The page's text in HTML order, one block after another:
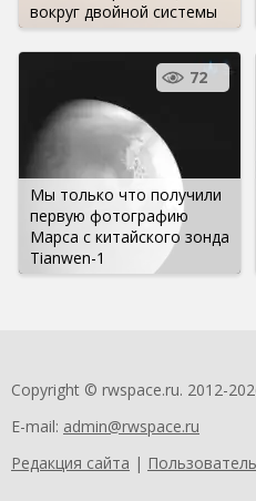
вокруг двойной системы
Мы только что получили
первую фотографию
Марса с китайского зонда
Tianwen-1
72
Copyright © rwspace.ru. 2012-
E-mail: admin@rwspace.ru
Редакция сайта |